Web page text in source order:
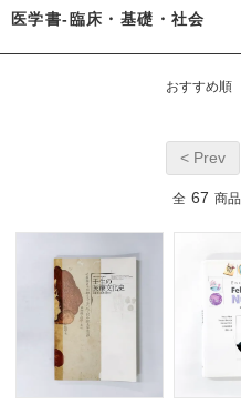
医学書-臨床・基礎・社会
おすすめ順
< Prev
全 67 商品